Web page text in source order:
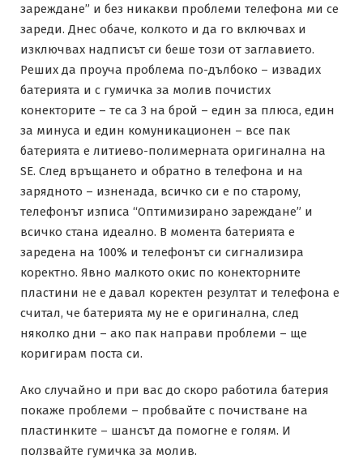
зареждане” и без никакви проблеми телефона ми се
зареди. Днес обаче, колкото и да го включвах и
изключвах надписът си беше този от заглавието.
Реших да проуча проблема по-дълбоко – извадих
батерията и с гумичка за молив почистих
конекторите – те са 3 на брой – един за плюса, един
за минуса и един комуникационен – все пак
батерията е литиево-полимерната оригинална на
SE. След връщането и обратно в телефона и на
зарядното – изненада, всичко си е по старому,
телефонът изписа “Оптимизирано зареждане” и
всичко стана идеално. В момента батерията е
заредена на 100% и телефонът си сигнализира
коректно. Явно малкото окис по конекторните
пластини не е давал коректен резултат и телефона е
считал, че батерията му не е оригинална, след
няколко дни – ако пак направи проблеми – ще
коригирам поста си.
Ако случайно и при вас до скоро работила батерия
покаже проблеми – пробвайте с почистване на
пластинките – шансът да помогне е голям. И
ползвайте гумичка за молив.